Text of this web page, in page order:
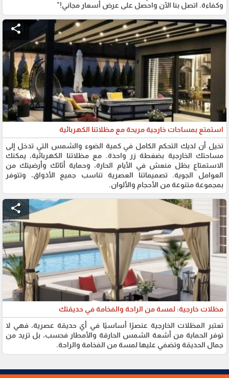
وكفاءة. اتصل بنا الآن واحصل على عرض أسعار مجاني!"
share
استمتع بمساحات خارجية مريحة مع مظلاتنا الكهربائية
تخيل أن لديك التحكم الكامل في كمية الضوء والشمس التي تدخل إلى
مساحتك الخارجية بضغطة زر واحدة. مع مظلاتنا الكهربائية، يمكنك
الاستمتاع بظل منعش في الأيام الحارة، وحماية أثاثك وأرضيتك من
العوامل الجوية. تصميماتنا العصرية تناسب جميع الأذواق، وتتوفر
بمجموعة متنوعة من الأحجام والألوان.
share
مظلات خارجية: لمسة من الراحة والفخامة في حديقتك
تعتبر المظلات الخارجية عنصرًا أساسيًا في أي حديقة عصرية، فهي لا
توفر الحماية من أشعة الشمس الحارقة والأمطار فحسب، بل تزيد من
جمال الحديقة وتضفي عليها لمسة من الفخامة والراحة.